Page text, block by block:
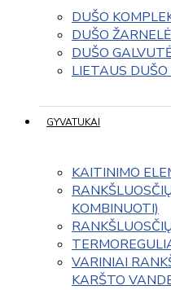
DUŠO
DUŠO
DUŠO
LIETAUS DUŠO
GYVATUKAI
KAITINIMO
KOMBINUOTI)
VARINIAI
KARŠTO